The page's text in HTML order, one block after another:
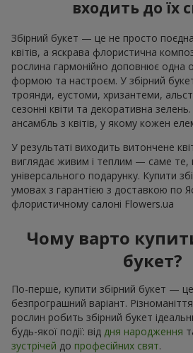
входить до їх
Збірний букет — це не просто
квітів, а яскрава флористична
рослина гармонійно доповнює одна
формою та настроєм. У збірний
троянди, еустоми, хризантеми,
сезонні квіти та декоративна
ансамбль з квітів, у якому кожен
У результаті виходить витончене
виглядає живим і теплим — саме те,
універсального подарунку. Купити
умовах з гарантією з доставкою по
флористичному салоні Flowers.ua
Чому варто
букет?
По-перше, купити збірний букет —
безпрограшний варіант.
рослин робить збірний букет
будь-якої події: від дня народження
зустрічей до професійних свят.